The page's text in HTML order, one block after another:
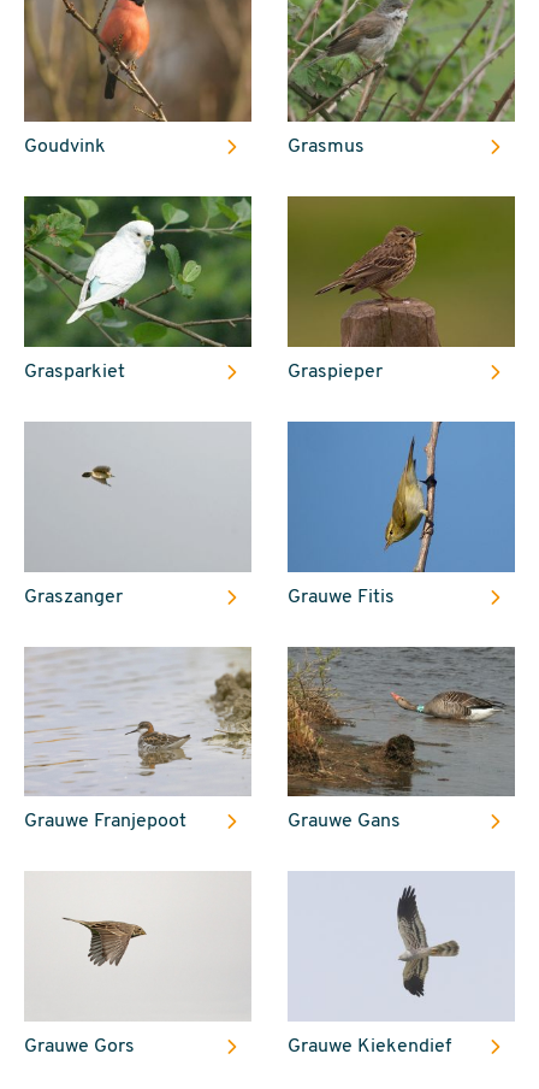
Goudvink Grasmus
Grasparkiet Graspieper
Graszanger Grauwe Fitis
Grauwe Franjepoot Grauwe Gans
Grauwe Gors Grauwe Kiekendief